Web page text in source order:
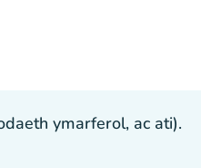
ymarferol, ac ati).